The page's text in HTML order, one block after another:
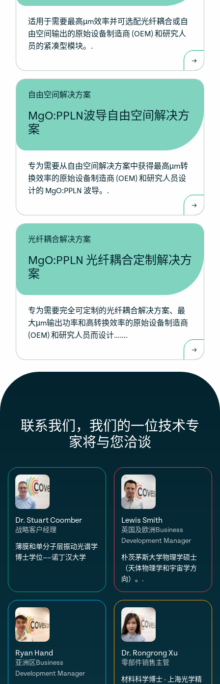
适用于需要最高µm效率并可选配光纤耦合或自
由空间输出的原始设备制造商 (OEM) 和研究人
员的紧凑型模块。.
自由空间解决方案
MgO:PPLN波导自由空间解决方
案
专为需要从自由空间解决方案中获得最高µm转
换效率的原始设备制造商 (OEM) 和研究人员设
计的 MgO:PPLN 波导。.
光纤耦合解决方案
MgO:PPLN 光纤耦合定制解决方
案
专为需要完全可定制的光纤耦合解决方案、最
大µm输出功率和高转换效率的原始设备制造商
(OEM) 和研究人员而设计…….
联系我们，我们的一位技术专
家将与您洽谈
Dr. Stuart Coomber
战略客户经理
薄膜和单分子层振动光谱学
博士学位——诺丁汉大学
Lewis Smith
英国及欧洲Business
Development Manager
朴茨茅斯大学物理学硕士
（天体物理学和宇宙学方
向）。.
Ryan Hand
亚洲区Business
Development Manager
Dr. Rongrong Xu
零部件销售主管
材料科学博士 - 上海光学精